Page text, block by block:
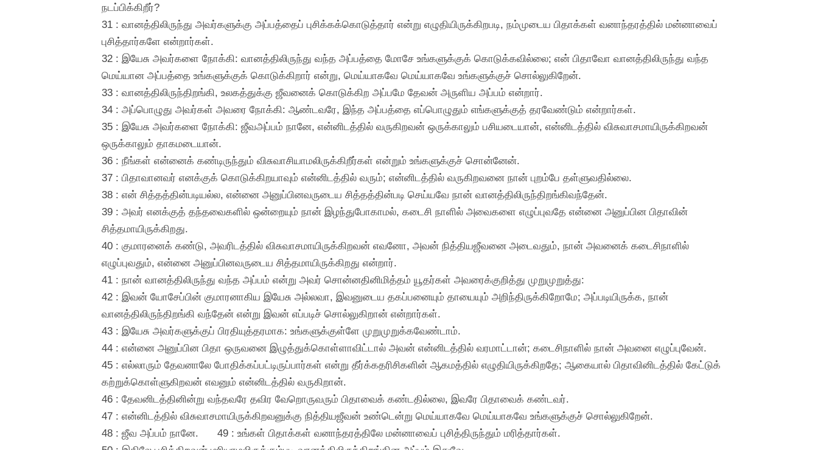
நடப்பிக்கிறீர்?
31 : வானத்திலிருந்து அவர்களுக்கு அப்பத்தைப் புசிக்கக்கொடுத்தார் என்று எழுதியிருக்கிறபடி, நம்முடைய பிதாக்கள் வனாந்தரத்தில் மன்னாவைப்
புசித்தார்களே என்றார்கள்.
32 : இயேசு அவர்களை நோக்கி: வானத்திலிருந்து வந்த அப்பத்தை மோசே உங்களுக்குக் கொடுக்கவில்லை; என் பிதாவோ வானத்திலிருந்து வந்த
மெய்யான அப்பத்தை உங்களுக்குக் கொடுக்கிறார் என்று, மெய்யாகவே மெய்யாகவே உங்களுக்குச் சொல்லுகிறேன்.
33 : வானத்திலிருந்திறங்கி, உலகத்துக்கு ஜீவனைக் கொடுக்கிற அப்பமே தேவன் அருளிய அப்பம் என்றார்.
34 : அப்பொழுது அவர்கள் அவரை நோக்கி: ஆண்டவரே, இந்த அப்பத்தை எப்பொழுதும் எங்களுக்குத் தரவேண்டும் என்றார்கள்.
35 : இயேசு அவர்களை நோக்கி: ஜீவஅப்பம் நானே, என்னிடத்தில் வருகிறவன் ஒருக்காலும் பசியடையான், என்னிடத்தில் விசுவாசமாயிருக்கிறவன்
ஒருக்காலும் தாகமடையான்.
36 : நீங்கள் என்னைக் கண்டிருந்தும் விசுவாசியாமலிருக்கிறீர்கள் என்றும் உங்களுக்குச் சொன்னேன்.
37 : பிதாவானவர் எனக்குக் கொடுக்கிறயாவும் என்னிடத்தில் வரும்; என்னிடத்தில் வருகிறவனை நான் புறம்பே தள்ளுவதில்லை.
38 : என் சித்தத்தின்படியல்ல, என்னை அனுப்பினவருடைய சித்தத்தின்படி செய்யவே நான் வானத்திலிருந்திறங்கிவந்தேன்.
39 : அவர் எனக்குத் தந்தவைகளில் ஒன்றையும் நான் இழந்துபோகாமல், கடைசி நாளில் அவைகளை எழுப்புவதே என்னை அனுப்பின பிதாவின்
சித்தமாயிருக்கிறது.
40 : குமாரனைக் கண்டு, அவரிடத்தில் விசுவாசமாயிருக்கிறவன் எவனோ, அவன் நித்தியஜீவனை அடைவதும், நான் அவனைக் கடைசிநாளில்
எழுப்புவதும், என்னை அனுப்பினவருடைய சித்தமாயிருக்கிறது என்றார்.
41 : நான் வானத்திலிருந்து வந்த அப்பம் என்று அவர் சொன்னதினிமித்தம் யூதர்கள் அவரைக்குறித்து முறுமுறுத்து:
42 : இவன் யோசேப்பின் குமாரனாகிய இயேசு அல்லவா, இவனுடைய தகப்பனையும் தாயையும் அறிந்திருக்கிறோமே; அப்படியிருக்க, நான்
வானத்திலிருந்திறங்கி வந்தேன் என்று இவன் எப்படிச் சொல்லுகிறான் என்றார்கள்.
43 : இயேசு அவர்களுக்குப் பிரதியுத்தரமாக: உங்களுக்குள்ளே முறுமுறுக்கவேண்டாம்.
44 : என்னை அனுப்பின பிதா ஒருவனை இழுத்துக்கொள்ளாவிட்டால் அவன் என்னிடத்தில் வரமாட்டான்; கடைசிநாளில் நான் அவனை எழுப்புவேன்.
45 : எல்லாரும் தேவனாலே போதிக்கப்பட்டிருப்பார்கள் என்று தீர்க்கதரிசிகளின் ஆகமத்தில் எழுதியிருக்கிறதே; ஆகையால் பிதாவினிடத்தில் கேட்டுக்
கற்றுக்கொள்ளுகிறவன் எவனும் என்னிடத்தில் வருகிறான்.
46 : தேவனிடத்தினின்று வந்தவரே தவிர வேறொருவரும் பிதாவைக் கண்டதில்லை, இவரே பிதாவைக் கண்டவர்.
47 : என்னிடத்தில் விசுவாசமாயிருக்கிறவனுக்கு நித்தியஜீவன் உண்டென்று மெய்யாகவே மெய்யாகவே உங்களுக்குச் சொல்லுகிறேன்.
48 : ஜீவ அப்பம் நானே.
49 : உங்கள் பிதாக்கள் வனாந்தரத்திலே மன்னாவைப் புசித்திருந்தும் மரித்தார்கள்.